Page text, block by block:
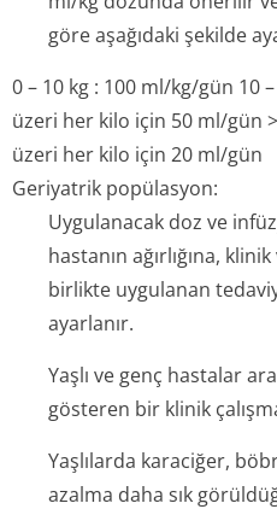
göre aşağıdaki şekilde
0 – 10 kg : 100 ml/kg/gün 10
üzeri her kilo için 50 ml/gün
üzeri her kilo için 20 ml/gün
Geriyatrik popülasyon:
Uygulanacak doz ve
hastanın ağırlığına,
birlikte uygulanan
ayarlanır.
Yaşlı ve genç hastalar
gösteren bir klinik
Yaşlılarda karaciğer,
azalma daha sık